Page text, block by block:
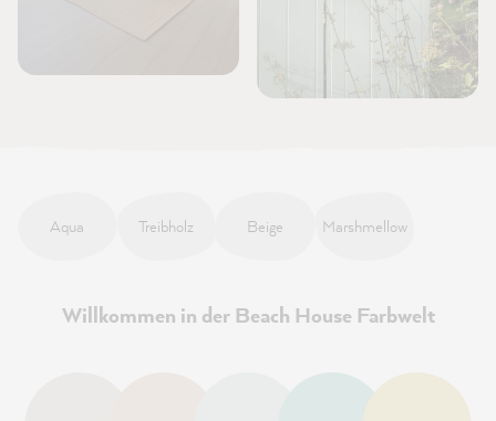
Aqua Treibholz Beige Marshmellow
Willkommen in der Beach House Farbwelt